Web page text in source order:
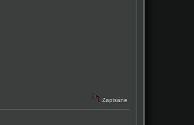
Zapisane